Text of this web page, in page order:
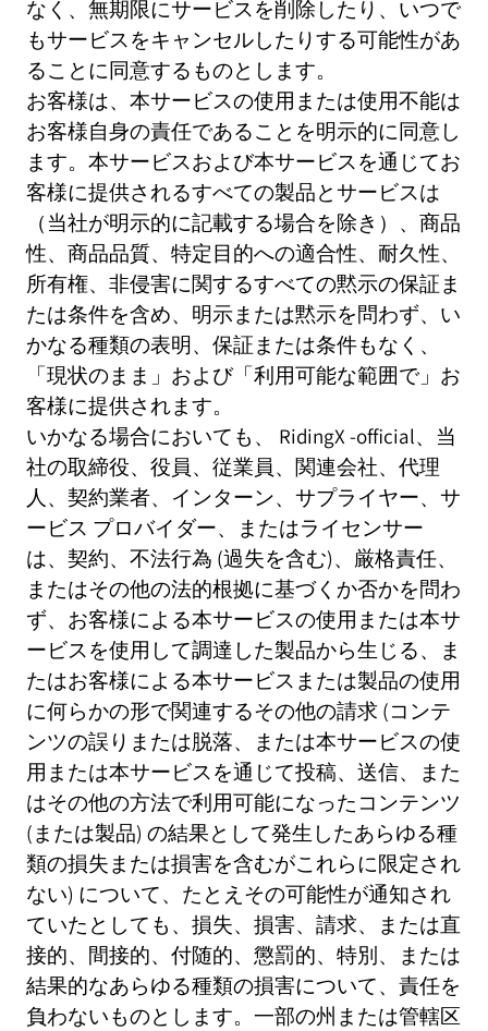
なく、無期限にサービスを削除したり、いつで
もサービスをキャンセルしたりする可能性があ
ることに同意するものとします。
お客様は、本サービスの使用または使用不能は
お客様自身の責任であることを明示的に同意し
ます。本サービスおよび本サービスを通じてお
客様に提供されるすべての製品とサービスは
（当社が明示的に記載する場合を除き）、商品
性、商品品質、特定目的への適合性、耐久性、
所有権、非侵害に関するすべての黙示の保証ま
たは条件を含め、明示または黙示を問わず、い
かなる種類の表明、保証または条件もなく、
「現状のまま」および「利用可能な範囲で」お
客様に提供されます。
いかなる場合においても、 RidingX -official、当
社の取締役、役員、従業員、関連会社、代理
人、契約業者、インターン、サプライヤー、サ
ービス プロバイダー、またはライセンサー
は、契約、不法行為 (過失を含む)、厳格責任、
またはその他の法的根拠に基づくか否かを問わ
ず、お客様による本サービスの使用または本サ
ービスを使用して調達した製品から生じる、ま
たはお客様による本サービスまたは製品の使用
に何らかの形で関連するその他の請求 (コンテ
ンツの誤りまたは脱落、または本サービスの使
用または本サービスを通じて投稿、送信、また
はその他の方法で利用可能になったコンテンツ
(または製品) の結果として発生したあらゆる種
類の損失または損害を含むがこれらに限定され
ない) について、たとえその可能性が通知され
ていたとしても、損失、損害、請求、または直
接的、間接的、付随的、懲罰的、特別、または
結果的なあらゆる種類の損害について、責任を
負わないものとします。一部の州または管轄区